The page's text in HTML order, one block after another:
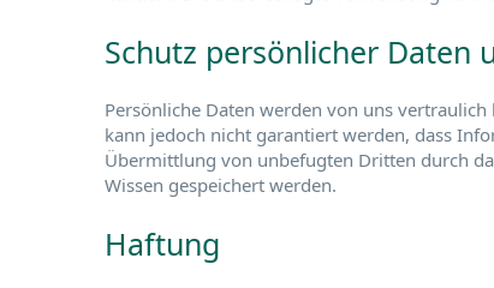
Schutz persönlicher Daten
Persönliche Daten werden von uns
kann jedoch nicht garantiert werden, dass
Übermittlung von unbefugten Dritten durch
Wissen gespeichert werden.
Haftung